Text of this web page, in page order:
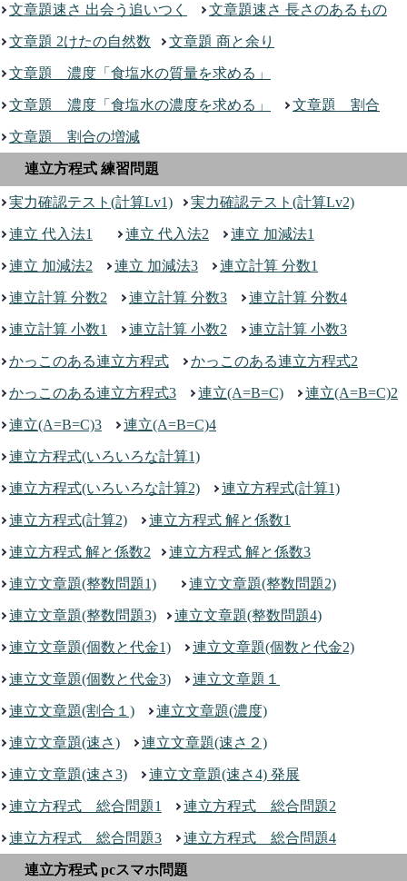
文章題速さ 出会う追いつく 文章題速さ 長さのあるもの
文章題 2けたの自然数 文章題 商と余り
文章題 濃度「食塩水の質量を求める」
文章題 濃度「食塩水の濃度を求める」 文章題 割合
文章題 割合の増減
連立方程式 練習問題
実力確認テスト(計算Lv1) 実力確認テスト(計算Lv2)
連立 代入法1 連立 代入法2 連立 加減法1
連立 加減法2 連立 加減法3 連立計算 分数1
連立計算 分数2 連立計算 分数3 連立計算 分数4
連立計算 小数1 連立計算 小数2 連立計算 小数3
かっこのある連立方程式 かっこのある連立方程式2
かっこのある連立方程式3 連立(A=B=C) 連立(A=B=C)2
連立(A=B=C)3 連立(A=B=C)4
連立方程式(いろいろな計算1)
連立方程式(いろいろな計算2) 連立方程式(計算1)
連立方程式(計算2) 連立方程式 解と係数1
連立方程式 解と係数2 連立方程式 解と係数3
連立文章題(整数問題1) 連立文章題(整数問題2)
連立文章題(整数問題3) 連立文章題(整数問題4)
連立文章題(個数と代金1) 連立文章題(個数と代金2)
連立文章題(個数と代金3) 連立文章題１
連立文章題(割合１) 連立文章題(濃度)
連立文章題(速さ) 連立文章題(速さ２)
連立文章題(速さ3) 連立文章題(速さ4) 発展
連立方程式 総合問題1 連立方程式 総合問題2
連立方程式 総合問題3 連立方程式 総合問題4
連立方程式 pcスマホ問題